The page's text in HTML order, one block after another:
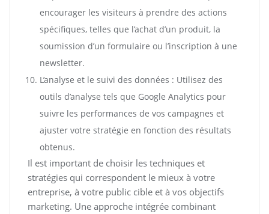
encourager les visiteurs à prendre des actions
spécifiques, telles que l’achat d’un produit, la
soumission d’un formulaire ou l’inscription à une
newsletter.
L’analyse et le suivi des données : Utilisez des
outils d’analyse tels que Google Analytics pour
suivre les performances de vos campagnes et
ajuster votre stratégie en fonction des résultats
obtenus.
Il est important de choisir les techniques et
stratégies qui correspondent le mieux à votre
entreprise, à votre public cible et à vos objectifs
marketing. Une approche intégrée combinant